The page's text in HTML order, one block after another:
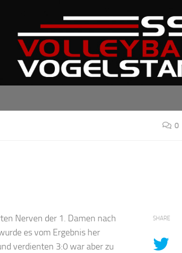
0
Nerven der 1. Damen nach
es vom Ergebnis her
verdienten 3:0 war aber zu
SHARE